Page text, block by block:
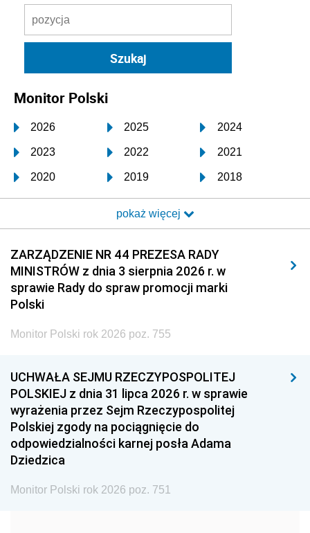
Monitor Polski
2026 2025 2024
2023 2022 2021
2020 2019 2018
2017 2016 2015
2014 2013 2012
2011 2010 2009
2008 2007 2006
2005
1996 1995 1994
1993 1992 1991
1990 1989
1987 1986 1985
pokaż więcej
ZARZĄDZENIE NR 44 PREZESA RADY
MINISTRÓW z dnia 3 sierpnia 2026 r. w
sprawie Rady do spraw promocji marki
Polski
Monitor Polski rok 2026 poz. 755
UCHWAŁA SEJMU RZECZYPOSPOLITEJ
POLSKIEJ z dnia 31 lipca 2026 r. w sprawie
wyrażenia przez Sejm Rzeczypospolitej
Polskiej zgody na pociągnięcie do
odpowiedzialności karnej posła Adama
Dziedzica
Monitor Polski rok 2026 poz. 751